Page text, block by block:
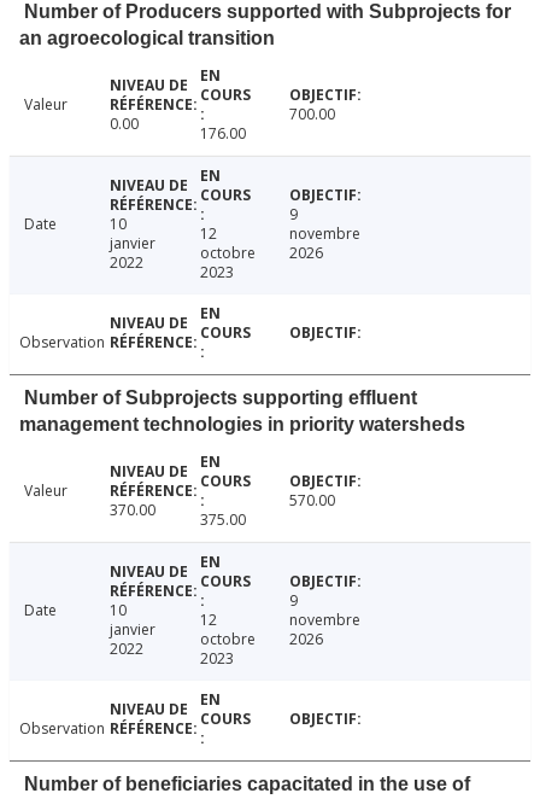
Number of Producers supported with Subprojects for
an agroecological transition
Valeur
0.00
176.00
700.00
Date
10
janvier
2022
12
octobre
2023
9
novembre
2026
Observation
Number of Subprojects supporting effluent
management technologies in priority watersheds
Valeur
370.00
375.00
570.00
Date
10
janvier
2022
12
octobre
2023
9
novembre
2026
Observation
Number of beneficiaries capacitated in the use of